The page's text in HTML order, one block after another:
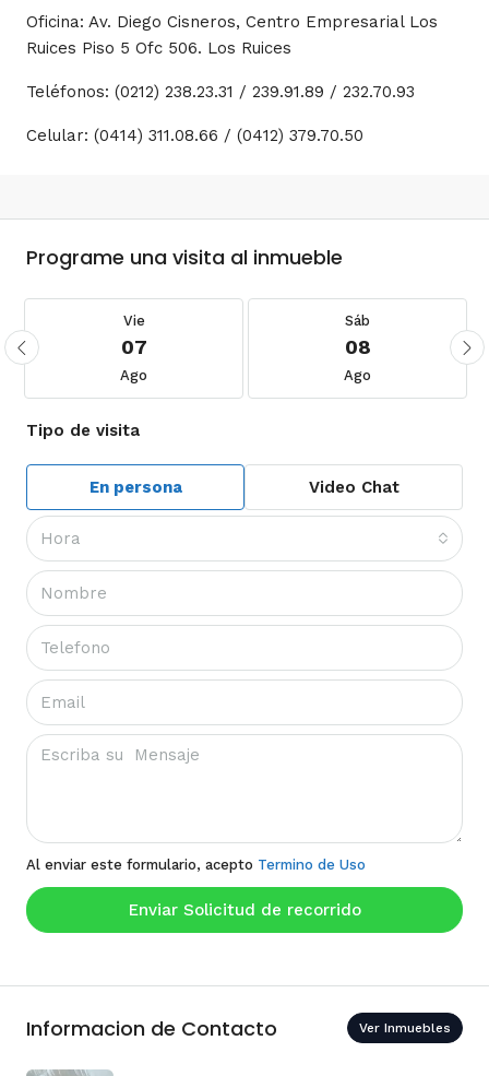
Oficina: Av. Diego Cisneros, Centro Empresarial Los
Ruices Piso 5 Ofc 506. Los Ruices
Teléfonos: (0212) 238.23.31 / 239.91.89 / 232.70.93
Celular: (0414) 311.08.66 / (0412) 379.70.50
Programe una visita al inmueble
Vie
07
Ago
Sáb
08
Ago
Tipo de visita
En persona Video Chat
Hora
Al enviar este formulario, acepto Termino de Uso
Enviar Solicitud de recorrido
Informacion de Contacto Ver Inmuebles